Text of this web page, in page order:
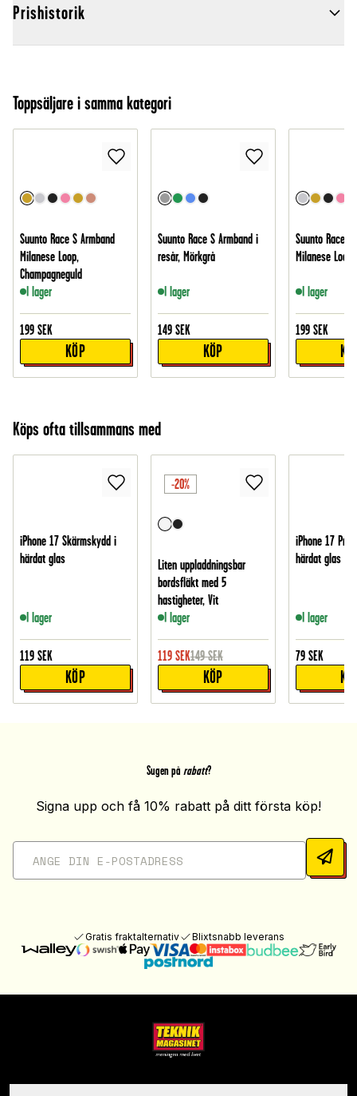
Prishistorik
Toppsäljare i samma kategori
Suunto Race S Armband
Milanese Loop,
Champagneguld
I lager
199 SEK
KÖP
Suunto Race S Armband i
resår, Mörkgrå
I lager
149 SEK
KÖP
Suunto Race S
Milanese
I lager
199 SEK
Köps ofta tillsammans med
iPhone 17 Skärmskydd i
härdat glas
I lager
119 SEK
KÖP
-20%
Liten uppladdningsbar
bordsfläkt med 5
hastigheter, Vit
I lager
119 SEK149 SEK
KÖP
iPhone 17 Pro
härdat glas
I lager
79 SEK
Sugen på rabatt?
Signa upp och få 10% rabatt på ditt första köp!
Gratis fraktalternativ Blixtsnabb leverans